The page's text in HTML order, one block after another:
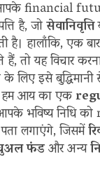
financial
है, जोसेवानिवृत्ति
है। हालाँकि, एक
हैं, तो यह विचार
के लिए इसे
हम आय का एक
भविष्य निधि
लगाएंगे, जिसमें
फंडऔर अन्य